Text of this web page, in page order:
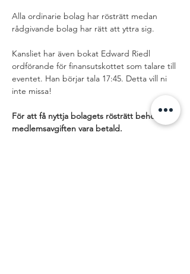
Alla ordinarie bolag har rösträtt medan
rådgivande bolag har rätt att yttra sig.
Kansliet har även bokat Edward Riedl
ordförande för finansutskottet som talare till
eventet. Han börjar tala 17:45. Detta vill ni
inte missa!
För att få nyttja bolagets rösträtt behöver
medlemsavgiften vara betald.